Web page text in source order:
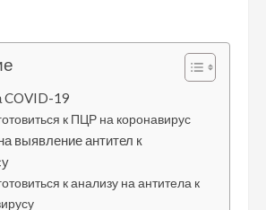
COVID-19
к ПЦР на коронавирус
выявление антител к
к анализу на антитела к